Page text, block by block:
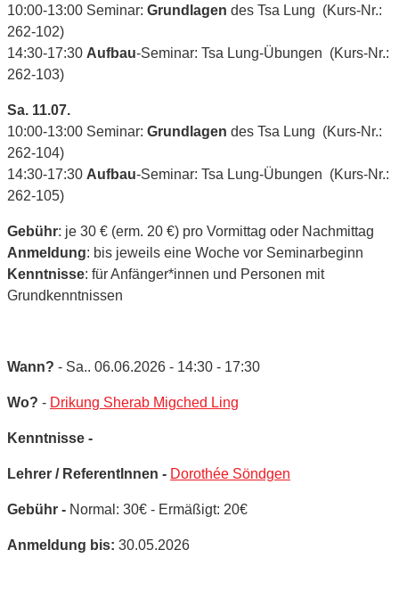
10:00-13:00 Seminar: Grundlagen des Tsa Lung (Kurs-Nr.:
262-102)
14:30-17:30 Aufbau-Seminar: Tsa Lung-Übungen (Kurs-Nr.:
262-103)
Sa. 11.07.
10:00-13:00 Seminar: Grundlagen des Tsa Lung (Kurs-Nr.:
262-104)
14:30-17:30 Aufbau-Seminar: Tsa Lung-Übungen (Kurs-Nr.:
262-105)
Gebühr: je 30 € (erm. 20 €) pro Vormittag oder Nachmittag
Anmeldung: bis jeweils eine Woche vor Seminarbeginn
Kenntnisse: für Anfänger*innen und Personen mit
Grundkenntnissen
Wann? - Sa.. 06.06.2026 - 14:30 - 17:30
Wo? - Drikung Sherab Migched Ling
Kenntnisse -
Lehrer / ReferentInnen - Dorothée Söndgen
Gebühr - Normal: 30€ - Ermäßigt: 20€
Anmeldung bis: 30.05.2026